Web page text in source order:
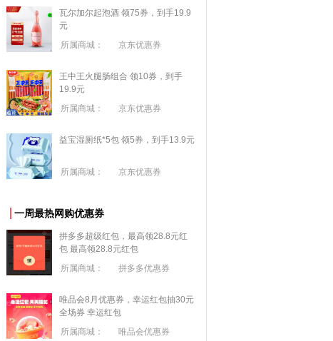
瓦尔加尔起泡酒 领75券，到手19.9
元
所属商城：
京东优惠券
王中王火腿肠组合 领10券，到手
19.9元
所属商城：
京东优惠券
益宝湿厕纸*5包 领5券，到手13.9元
所属商城： 京东优惠券
一周最热网购优惠券
拼多多超级红包，最高领28.8元红
包 最高领28.8元红包
所属商城：
拼多多优惠券
唯品会8月优惠券，幸运红包抽30元
全场券 幸运红包
所属商城：
唯品会优惠券